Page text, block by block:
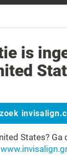
is
States? Ga